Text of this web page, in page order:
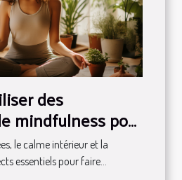
des
mindfulness pour
de l'organisation
le calme intérieur et la
essentiels pour faire...